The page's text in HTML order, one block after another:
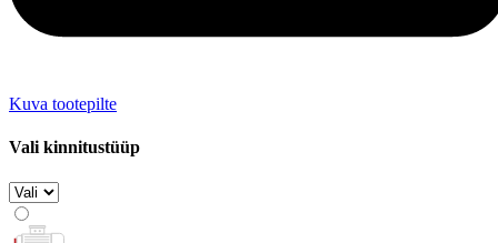
Kuva tootepilte
Vali kinnitustüüp